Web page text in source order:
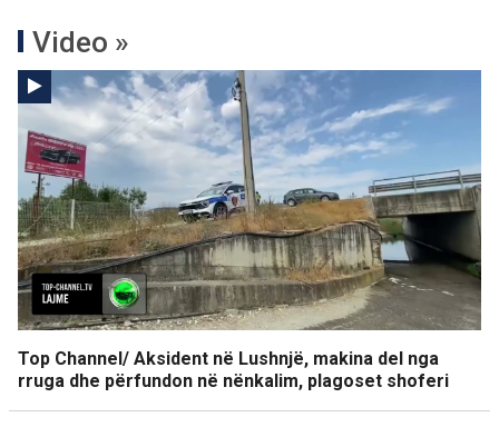
Video »
Top Channel/ Aksident në Lushnjë, makina del nga
rruga dhe përfundon në nënkalim, plagoset shoferi